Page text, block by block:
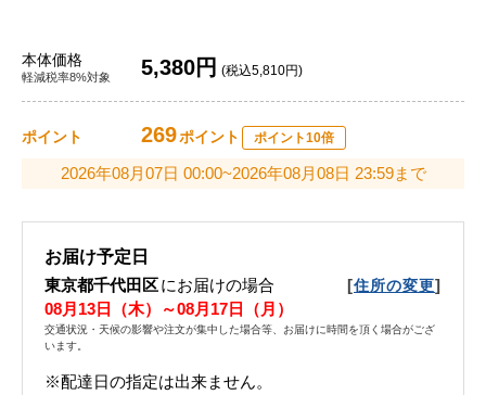
本体価格
軽減税率8%対象 5,380円 (税込5,810円)
ポイント 269ポイント ポイント10倍
2026年08月07日 00:00~2026年08月08日 23:59まで
お届け予定日
東京都千代田区にお届けの場合 [住所の変更]
08月13日（木）～08月17日（月）
交通状況・天候の影響や注文が集中した場合等、お届けに時間を頂く場合がござ
います。
※配達日の指定は出来ません。